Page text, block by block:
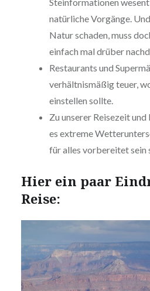
natürliche Vorgänge.
Natur schaden, muss
einfach mal drüber
Restaurants und
verhältnismäßig teuer,
einstellen sollte.
Zu unserer Reisezeit
es extreme
für alles vorbereitet sein
Hier ein paar
Reise: